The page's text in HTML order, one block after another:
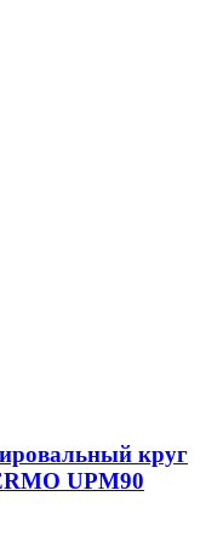
круг
UPM90